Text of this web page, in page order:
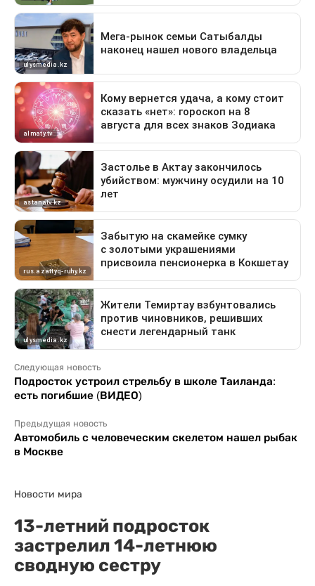
Следующая новость
Подросток устроил стрельбу в школе Таиланда:
есть погибшие (ВИДЕО)
Предыдущая новость
Автомобиль с человеческим скелетом нашел рыбак
в Москве
Новости мира
13-летний подросток
застрелил 14-летнюю
сводную сестру